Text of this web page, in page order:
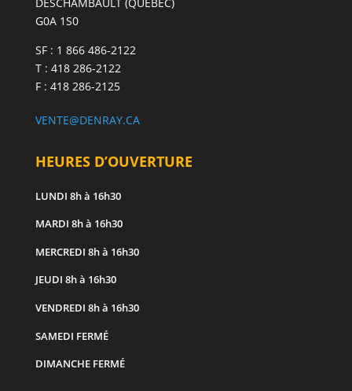
G0A 1S0
SF : 1 866 486-2122
T : 418 286-2122
F : 418 286-2125
VENTE@DENRAY.CA
HEURES D’OUVERTURE
LUNDI 8h à 16h30
MARDI 8h à 16h30
MERCREDI 8h à 16h30
JEUDI 8h à 16h30
VENDREDI 8h à 16h30
SAMEDI FERMÉ
DIMANCHE FERMÉ